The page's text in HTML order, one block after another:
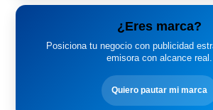
¿Eres marca?
Posiciona tu negocio con publicidad
emisora con alcance real.
Quiero pautar mi marca